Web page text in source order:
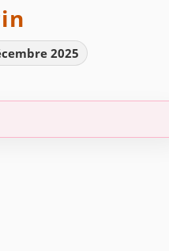
2025